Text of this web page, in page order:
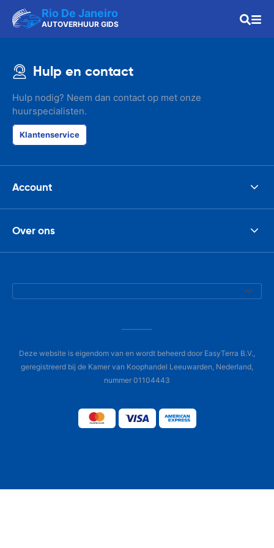
Rio De Janeiro
AUTOVERHUUR GIDS
Hulp en contact
Hulp nodig? Neem dan contact op met onze
huurspecialisten.
Klantenservice
Account
Over ons
Deze website is eigendom van en wordt beheerd door EasyTerra B.V.,
geregistreerd bij de Kamer van Koophandel Leeuwarden, Nederland,
nummer 01104443